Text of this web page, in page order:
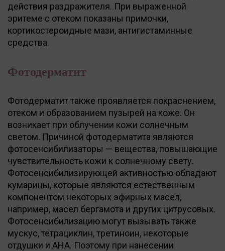
действия раздражителя. При выраженной
эритеме с отеком показаны примочки,
кортикостероидные мази, антигистаминные
средства.
Фотодерматит
Фотодерматит также проявляется покраснением,
отеком и образованием пузырей на коже. Он
возникает при облучении кожи солнечным
светом. Причиной фотодерматита являются
фотосенсибилизаторы — вещества, повышающие
чувствительность кожи к солнечному свету.
Фотосенсибилизирующей активностью обладают
кумарины, которые являются естественным
компонентом некоторых эфирных масел,
например, масел бергамота и других цитрусовых.
Фотосенсибилизацию могут вызывать также
мускус, тетрациклин, третиноин, некоторые
отдушки и AHA. Поэтому при нанесении